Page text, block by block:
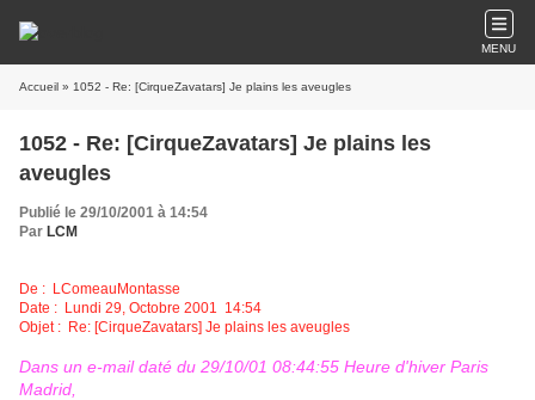
MENU
Accueil » 1052 - Re: [CirqueZavatars] Je plains les aveugles
1052 - Re: [CirqueZavatars] Je plains les
aveugles
Publié le 29/10/2001 à 14:54
Par LCM
De : LComeauMontasse
Date : Lundi 29, Octobre 2001 14:54
Objet : Re: [CirqueZavatars] Je plains les aveugles
Dans un e-mail daté du 29/10/01 08:44:55 Heure d'hiver Paris
Madrid,